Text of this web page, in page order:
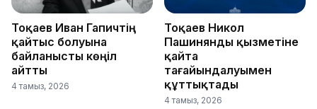
Тоқаев Иван Гапичтің
қайтыс болуына
байланысты көңіл
айтты
4 тамыз, 2026
Тоқаев Никол
Пашинянды қызметіне
қайта
тағайындалуымен
құттықтады
4 тамыз, 2026